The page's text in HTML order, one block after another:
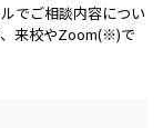
でご相談内容につい
来校やZoom(※)で